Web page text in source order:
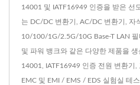
14001 및 IATF16949 인증을 받은 선
는 DC/DC 변환기, AC/DC 변환기, 자
10/100/1G/2.5G/10G Base-T LAN
및 파워 뱅크와 같은 다양한 제품을
14001, IATF16949 인증 전원 변환기,
EMC 및 EMI / EMS / EDS 실험실 테